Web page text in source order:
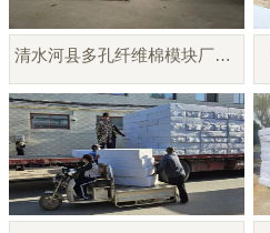
清水河县多孔纤维棉模块厂家直销